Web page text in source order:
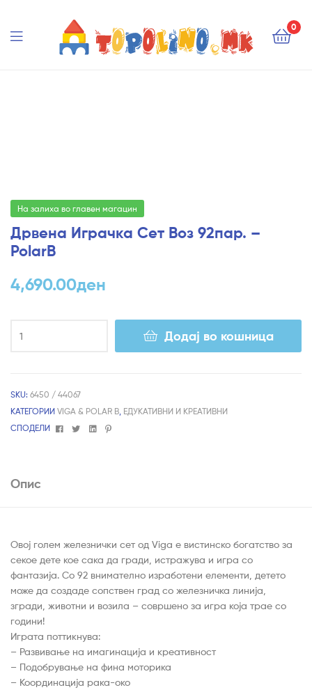
0
На залиха во главен магацин
Дрвена Играчка Сет Воз 92пар. –
PolarB
4,690.00ден
Додај во кошница
SKU: 6450 / 44067
КАТЕГОРИИ VIGA & POLAR B, ЕДУКАТИВНИ И КРЕАТИВНИ
СПОДЕЛИ
FacebookTwitterLinkedin
Pinterest
Опис
Овој голем железнички сет од Viga е вистинско богатство за
секое дете кое сака да гради, истражува и игра со
фантазија. Со 92 внимателно изработени елементи, детето
може да создаде сопствен град со железничка линија,
згради, животни и возила – совршено за игра која трае со
години!
Играта поттикнува:
– Развивање на имагинација и креативност
– Подобрување на фина моторика
– Координација рака-око